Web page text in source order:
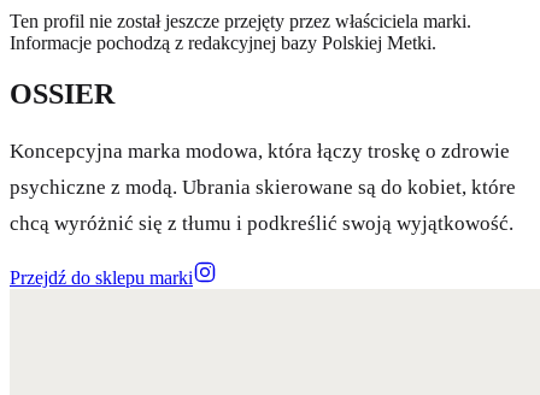
Ten profil nie został jeszcze przejęty przez właściciela marki.
Informacje pochodzą z redakcyjnej bazy Polskiej Metki.
OSSIER
Koncepcyjna marka modowa, która łączy troskę o zdrowie
psychiczne z modą. Ubrania skierowane są do kobiet, które
chcą wyróżnić się z tłumu i podkreślić swoją wyjątkowość.
Przejdź do sklepu marki